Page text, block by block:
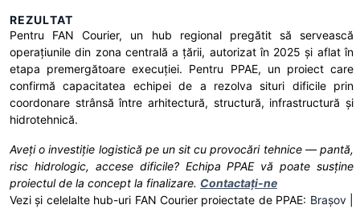
REZULTAT
Pentru FAN Courier, un hub regional pregătit să servească
operațiunile din zona centrală a țării, autorizat în 2025 și aflat în
etapa premergătoare execuției. Pentru PPAE, un proiect care
confirmă capacitatea echipei de a rezolva situri dificile prin
coordonare strânsă între arhitectură, structură, infrastructură și
hidrotehnică.
Aveți o investiție logistică pe un sit cu provocări tehnice — pantă,
risc hidrologic, accese dificile? Echipa PPAE vă poate susține
proiectul de la concept la finalizare. Contactați-ne
Vezi și celelalte hub-uri FAN Courier proiectate de PPAE: Brașov|